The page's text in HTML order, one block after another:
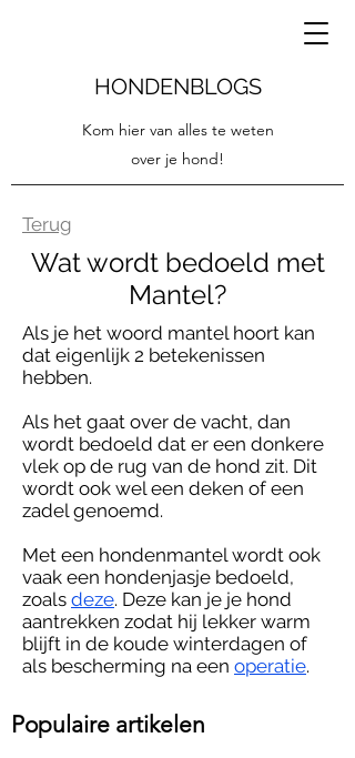
HONDENBLOGS
Kom hier van alles te weten
over je hond!
Terug
Wat wordt bedoeld met
Mantel?
Als je het woord mantel hoort kan
dat eigenlijk 2 betekenissen
hebben.
Als het gaat over de vacht, dan
wordt bedoeld dat er een donkere
vlek op de rug van de hond zit. Dit
wordt ook wel een deken of een
zadel genoemd.
Met een hondenmantel wordt ook
vaak een hondenjasje bedoeld,
zoals deze. Deze kan je je hond
aantrekken zodat hij lekker warm
blijft in de koude winterdagen of
als bescherming na een operatie.
Populaire artikelen